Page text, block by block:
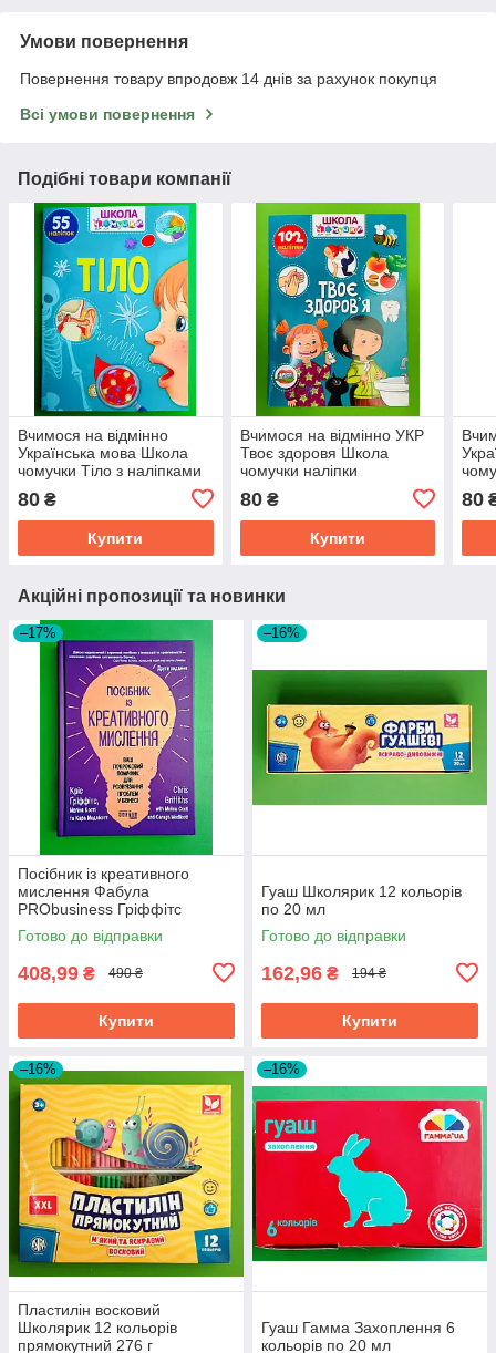
Умови повернення
Повернення товару впродовж 14 днів за рахунок покупця
Всі умови повернення
Подібні товари компанії
Вчимося на відмінно
Українська мова Школа
чомучки Тіло з наліпками
80 ₴
Купити
Вчимося на відмінно УКР
Твоє здоровя Школа
чомучки наліпки
80₴
Купити
80
Акційні пропозиції та новинки
–17%
Посібник із креативного
мислення Фабула
PRObusiness Гріффітс
фіолетова
Готово до відправки
408,99 ₴ 490 ₴
Купити
–16%
Гуаш Школярик 12 кольорів
по 20 мл
Готово до відправки
162,96 ₴ 194 ₴
Купити
–16%
Пластилін восковий
Школярик 12 кольорів
прямокутний 276 г
–16%
Гуаш Гамма Захоплення 6
кольорів по 20 мл